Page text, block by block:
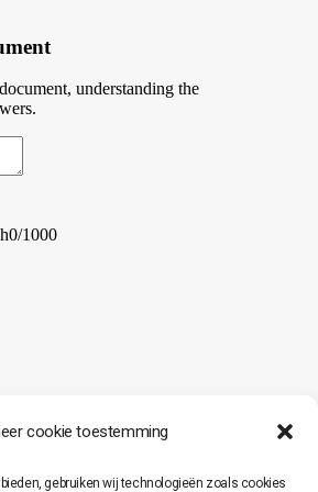
cookie toestemming
gebruiken wij technologieën zoals cookies